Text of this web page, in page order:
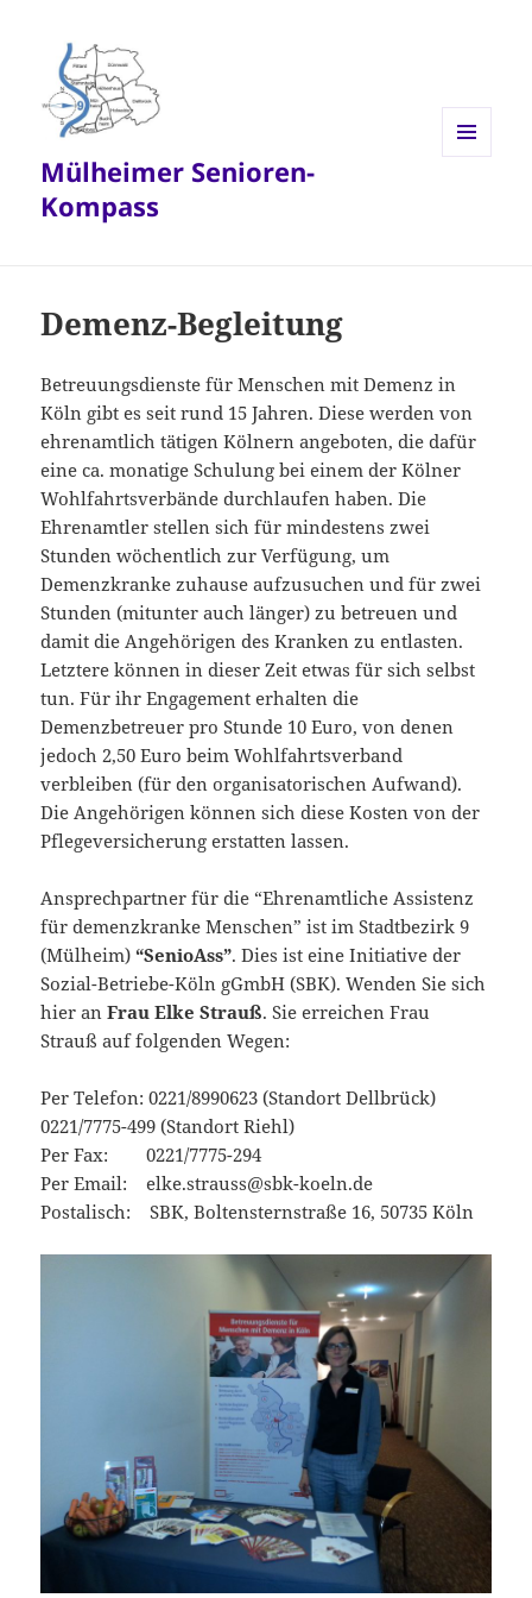
Mülheimer Senioren-
Kompass
Demenz-Begleitung
Betreuungsdienste für Menschen mit Demenz in
Köln gibt es seit rund 15 Jahren. Diese werden von
ehrenamtlich tätigen Kölnern angeboten, die dafür
eine ca. monatige Schulung bei einem der Kölner
Wohlfahrtsverbände durchlaufen haben. Die
Ehrenamtler stellen sich für mindestens zwei
Stunden wöchentlich zur Verfügung, um
Demenzkranke zuhause aufzusuchen und für zwei
Stunden (mitunter auch länger) zu betreuen und
damit die Angehörigen des Kranken zu entlasten.
Letztere können in dieser Zeit etwas für sich selbst
tun. Für ihr Engagement erhalten die
Demenzbetreuer pro Stunde 10 Euro, von denen
jedoch 2,50 Euro beim Wohlfahrtsverband
verbleiben (für den organisatorischen Aufwand).
Die Angehörigen können sich diese Kosten von der
Pflegeversicherung erstatten lassen.
Ansprechpartner für die “Ehrenamtliche Assistenz
für demenzkranke Menschen” ist im Stadtbezirk 9
(Mülheim)“SenioAss”. Dies ist eine Initiative der
Sozial-Betriebe-Köln gGmbH (SBK). Wenden Sie sich
hier anFrau Elke Strauß. Sie erreichen Frau
Strauß auf folgenden Wegen:
Per Telefon: 0221/8990623 (Standort Dellbrück)
0221/7775-499 (Standort Riehl)
Per Fax: 0221/7775-294
Per Email: elke.strauss@sbk-koeln.de
Postalisch: SBK, Boltensternstraße 16, 50735 Köln